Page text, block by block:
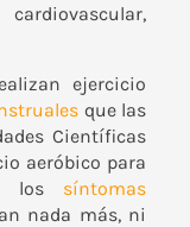
ejercicio
que las
Científicas
aeróbico para
los síntomas
nada más, ni